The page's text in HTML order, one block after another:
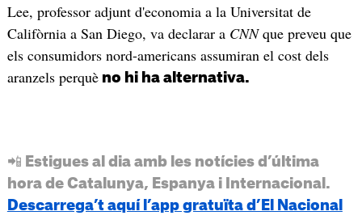
Lee, professor adjunt d'economia a la Universitat de
Califòrnia a San Diego, va declarar a CNNque preveu que
els consumidors nord-americans assumiran el cost dels
aranzels perquèno hi ha alternativa.
📲 Estigues al dia amb les notícies d’última
hora de Catalunya, Espanya i Internacional.
Descarrega’t aquí l’app gratuïta d’El Nacional